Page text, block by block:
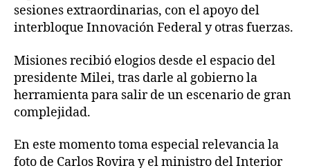
sesiones extraordinarias, con el apoyo del
interbloque Innovación Federal y otras fuerzas.
Misiones recibió elogios desde el espacio del
presidente Milei, tras darle al gobierno la
herramienta para salir de un escenario de gran
complejidad.
En este momento toma especial relevancia la
foto de Carlos Rovira y el ministro del Interior